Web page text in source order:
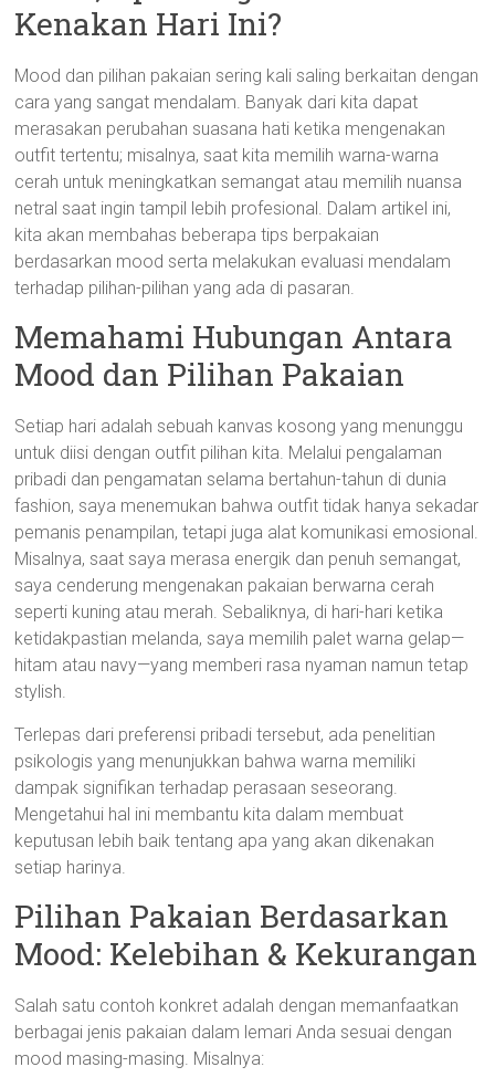
Kenakan Hari Ini?
Mood dan pilihan pakaian sering kali saling berkaitan dengan
cara yang sangat mendalam. Banyak dari kita dapat
merasakan perubahan suasana hati ketika mengenakan
outfit tertentu; misalnya, saat kita memilih warna-warna
cerah untuk meningkatkan semangat atau memilih nuansa
netral saat ingin tampil lebih profesional. Dalam artikel ini,
kita akan membahas beberapa tips berpakaian
berdasarkan mood serta melakukan evaluasi mendalam
terhadap pilihan-pilihan yang ada di pasaran.
Memahami Hubungan Antara
Mood dan Pilihan Pakaian
Setiap hari adalah sebuah kanvas kosong yang menunggu
untuk diisi dengan outfit pilihan kita. Melalui pengalaman
pribadi dan pengamatan selama bertahun-tahun di dunia
fashion, saya menemukan bahwa outfit tidak hanya sekadar
pemanis penampilan, tetapi juga alat komunikasi emosional.
Misalnya, saat saya merasa energik dan penuh semangat,
saya cenderung mengenakan pakaian berwarna cerah
seperti kuning atau merah. Sebaliknya, di hari-hari ketika
ketidakpastian melanda, saya memilih palet warna gelap—
hitam atau navy—yang memberi rasa nyaman namun tetap
stylish.
Terlepas dari preferensi pribadi tersebut, ada penelitian
psikologis yang menunjukkan bahwa warna memiliki
dampak signifikan terhadap perasaan seseorang.
Mengetahui hal ini membantu kita dalam membuat
keputusan lebih baik tentang apa yang akan dikenakan
setiap harinya.
Pilihan Pakaian Berdasarkan
Mood: Kelebihan & Kekurangan
Salah satu contoh konkret adalah dengan memanfaatkan
berbagai jenis pakaian dalam lemari Anda sesuai dengan
mood masing-masing. Misalnya: